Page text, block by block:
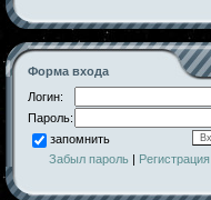
Форма входа
Логин:
Пароль:
запомнить
Забыл пароль | Регистрация